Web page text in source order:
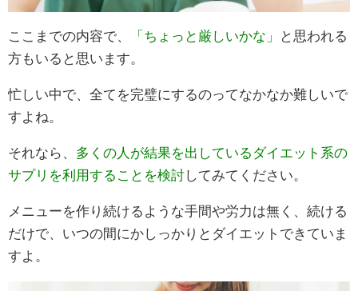
ここまでの内容で、 「ちょっと厳しいかな」
と思われる
方もいると思います。
忙しい中で、全てを完璧にするのってなかなか難しいで
すよね。
それなら、 多くの人が結果を出しているダイエット系の
サプリを利用することを検討してみてください。
メニューを作り続けるような手間や労力は無く、続ける
だけで、いつの間にかしっかりとダイエットできていま
すよ。